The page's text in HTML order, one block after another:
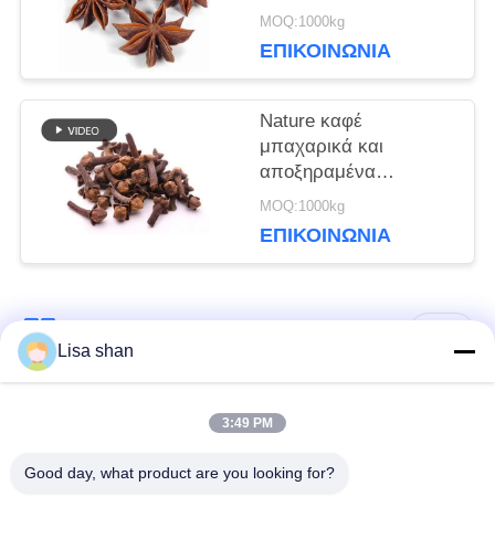
ΠΟΛΙΤΙΚΉ
ΜΥΣΤΙΚΌΤΗΤΑΣ
χορταριών για το
MOQ:1000kg
ΕΠΙΚΟΙΝΩΝΊΑ
Nature καφέ
μπαχαρικά και
αποξηραμένα
γαρίφαλα με βότανα
MOQ:1000kg
ΕΠΙΚΟΙΝΩΝΊΑ
ιαπωνικά crumbs
Lisa shan
3:49 PM
Good day, what product are you looking for?